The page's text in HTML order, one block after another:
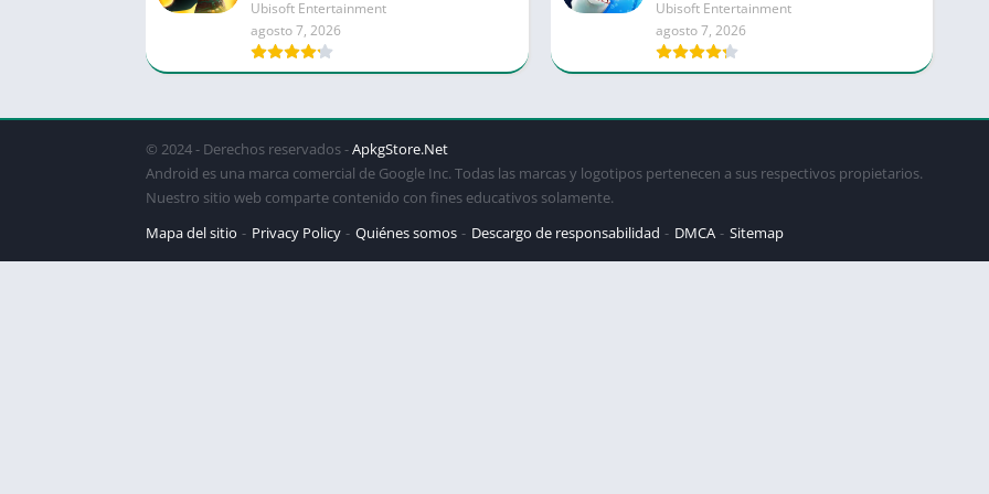
Ubisoft Entertainment
agosto 7, 2026
Ubisoft Entertainment
agosto 7, 2026
© 2024 - Derechos reservados -ApkgStore.Net
Android es una marca comercial de Google Inc. Todas las marcas y logotipos pertenecen a sus respectivos propietarios.
Nuestro sitio web comparte contenido con fines educativos solamente.
Mapa del sitio
Privacy Policy Quiénes somos Descargo de responsabilidad DMCA Sitemap